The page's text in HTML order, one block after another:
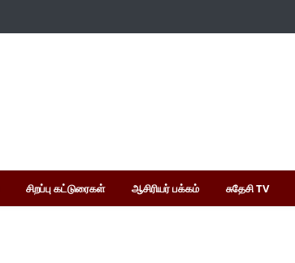
சிறப்பு கட்டுரைகள் ஆசிரியர் பக்கம் சுதேசி TV